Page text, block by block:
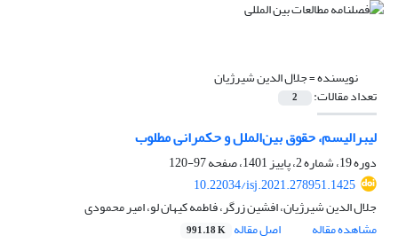
نویسنده =جلال الدین شیرژیان
تعداد مقالات: 2
لیبرالیسم، حقوق بین‌الملل و حکمرانی مطلوب
دوره 19، شماره 2، پاییز 1401، صفحه
97-120
10.22034/isj.2021.278951.1425
جلال الدین شیرژیان، افشین زرگر، فاطمه کیهان لو، امیر محمودی
مشاهده مقاله
اصل مقاله 991.18 K